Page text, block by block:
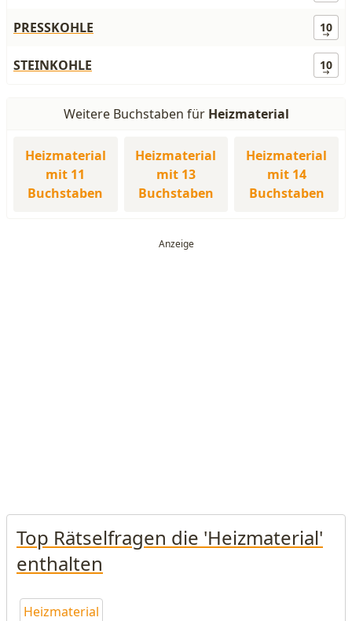
PRESSKOHLE 10
STEINKOHLE 10
Weitere Buchstaben für Heizmaterial
Heizmaterial
mit 11
Buchstaben
Heizmaterial
mit 13
Buchstaben
Heizmaterial
mit 14
Buchstaben
Top Rätselfragen die 'Heizmaterial'
enthalten
Heizmaterial